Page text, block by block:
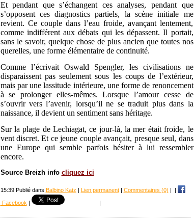
Et pendant que s’échangent ces analyses, pendant que
s’opposent ces diagnostics partiels, la scène initiale me
revient. Ce couple dans l’eau froide, avançant lentement,
comme indifférent aux débats qui les dépassent. Il portait,
sans le savoir, quelque chose de plus ancien que toutes nos
querelles, une forme élémentaire de continuité.
Comme l’écrivait Oswald Spengler, les civilisations ne
disparaissent pas seulement sous les coups de l’extérieur,
mais par une lassitude intérieure, une forme de renoncement
à se prolonger elles-mêmes. Lorsque l’amour cesse de
s’ouvrir vers l’avenir, lorsqu’il ne se traduit plus dans la
naissance, il devient un sentiment sans héritage.
Sur la plage de Lechiagat, ce jour-là, la mer était froide, le
vent discret. Et ce jeune couple avançait, presque seul, dans
une Europe qui semble parfois hésiter à lui ressembler
encore.
Source Breizh info cliquez ici
15:39 Publié dans Balbino Katz Lien permanent| Commentaires (0)
Facebook|